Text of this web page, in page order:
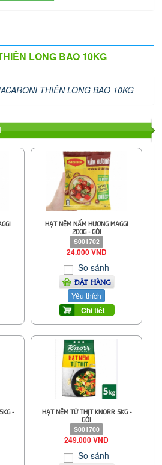
LONG BAO 10KG
THIÊN LONG BAO 10KG
HẠT NÊM NẤM HƯƠNG MAGGI
200G - GÓI
S001702
24.000 VND
So sánh
ĐẶT HÀNG
Yêu thích
Chi tiết
-
HẠT NÊM TỪ THỊT KNORR 5KG -
GÓI
S001700
249.000 VND
So sánh